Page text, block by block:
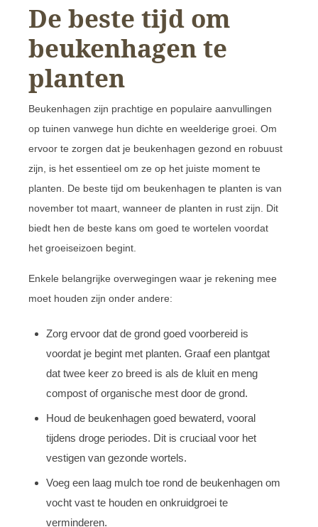
De beste tijd om
beukenhagen te
planten
Beukenhagen zijn prachtige en populaire aanvullingen
op tuinen vanwege hun dichte en weelderige groei. Om
ervoor te zorgen dat je beukenhagen gezond en robuust
zijn, is het essentieel om ze op het juiste moment te
planten. De beste tijd om beukenhagen te planten is van
november tot maart, wanneer de planten in rust zijn. Dit
biedt hen de beste kans om goed te wortelen voordat
het groeiseizoen begint.
Enkele belangrijke overwegingen waar je rekening mee
moet houden zijn onder andere:
Zorg ervoor dat de grond goed voorbereid is
voordat je begint met planten. Graaf een plantgat
dat twee keer zo breed is als de kluit en meng
compost of organische mest door de grond.
Houd de beukenhagen goed bewaterd, vooral
tijdens droge periodes. Dit is cruciaal voor het
vestigen van gezonde wortels.
Voeg een laag mulch toe rond de beukenhagen om
vocht vast te houden en onkruidgroei te
verminderen.